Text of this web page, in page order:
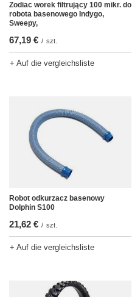
Zodiac worek filtrujący 100 mikr. do
robota basenowego Indygo,
Sweepy,
67,19 € / szt.
+ Auf die vergleichsliste
Robot odkurzacz basenowy
Dolphin S100
21,62 € / szt.
+ Auf die vergleichsliste